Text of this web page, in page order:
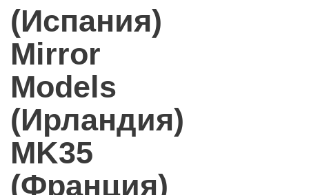
(Испания)
Mirror
Models
(Ирландия)
MK35
(Франция)